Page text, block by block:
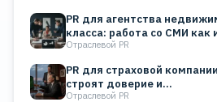
PR для агентства
класса: работа со СМИ как
Отраслевой PR
PR для страховой
строят доверие и…
Отраслевой PR